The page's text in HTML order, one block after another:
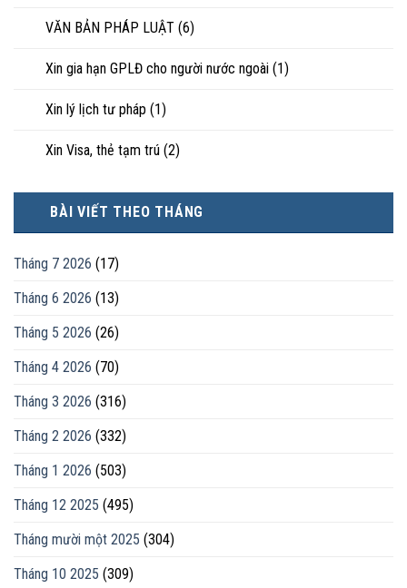
VĂN BẢN PHÁP LUẬT (6)
Xin gia hạn GPLĐ cho người nước ngoài (1)
Xin lý lịch tư pháp (1)
Xin Visa, thẻ tạm trú (2)
BÀI VIẾT THEO THÁNG
Tháng 7 2026 (17)
Tháng 6 2026 (13)
Tháng 5 2026 (26)
Tháng 4 2026 (70)
Tháng 3 2026 (316)
Tháng 2 2026 (332)
Tháng 1 2026 (503)
Tháng 12 2025 (495)
Tháng mười một 2025 (304)
Tháng 10 2025 (309)